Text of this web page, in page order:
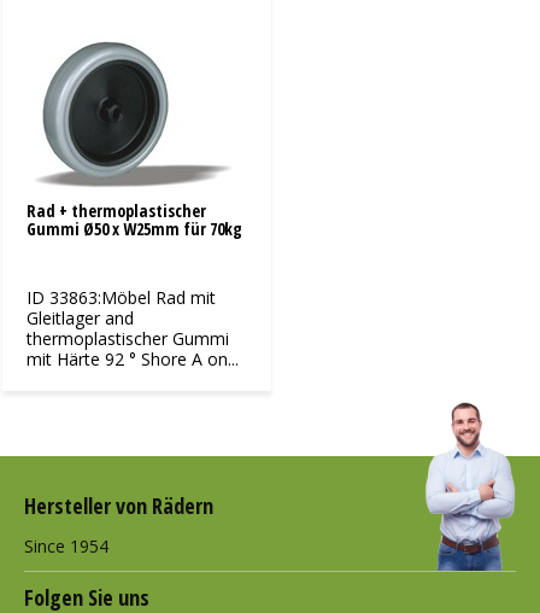
Rad + thermoplastischer
Gummi Ø50 x W25mm für 70kg
ID 33863:Möbel Rad mit
Gleitlager and
thermoplastischer Gummi
mit Härte 92 ° Shore A on...
Hersteller von Rädern
Since 1954
Folgen Sie uns